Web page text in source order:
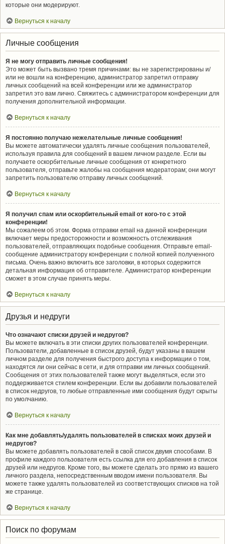
которые они модерируют.
Вернуться к началу
Личные сообщения
Я не могу отправить личные сообщения!
Это может быть вызвано тремя причинами: вы не зарегистрированы и/
или не вошли на конференцию, администратор запретил отправку
личных сообщений на всей конференции или же администратор
запретил это вам лично. Свяжитесь с администратором конференции для
получения дополнительной информации.
Вернуться к началу
Я постоянно получаю нежелательные личные сообщения!
Вы можете автоматически удалять личные сообщения пользователей,
используя правила для сообщений в вашем личном разделе. Если вы
получаете оскорбительные личные сообщения от конкретного
пользователя, отправьте жалобы на сообщения модераторам; они могут
запретить пользователю отправку личных сообщений.
Вернуться к началу
Я получил спам или оскорбительный email от кого-то с этой
конференции!
Мы сожалеем об этом. Форма отправки email на данной конференции
включает меры предосторожности и возможность отслеживания
пользователей, отправляющих подобные сообщения. Отправьте email-
сообщение администратору конференции с полной копией полученного
письма. Очень важно включить все заголовки, в которых содержится
детальная информация об отправителе. Администратор конференции
сможет в этом случае принять меры.
Вернуться к началу
Друзья и недруги
Что означают списки друзей и недругов?
Вы можете включать в эти списки других пользователей конференции.
Пользователи, добавленные в список друзей, будут указаны в вашем
личном разделе для получения быстрого доступа к информации о том,
находятся ли они сейчас в сети, и для отправки им личных сообщений.
Сообщения от этих пользователей также могут выделяться, если это
поддерживается стилем конференции. Если вы добавили пользователей
в список недругов, то любые отправленные ими сообщения будут скрыты
по умолчанию.
Вернуться к началу
Как мне добавлять/удалять пользователей в списках моих друзей и
недругов?
Вы можете добавлять пользователей в свой список двумя способами. В
профиле каждого пользователя есть ссылка для его добавления в список
друзей или недругов. Кроме того, вы можете сделать это прямо из вашего
личного раздела, непосредственным вводом имени пользователя. Вы
можете также удалять пользователей из соответствующих списков на той
же странице.
Вернуться к началу
Поиск по форумам